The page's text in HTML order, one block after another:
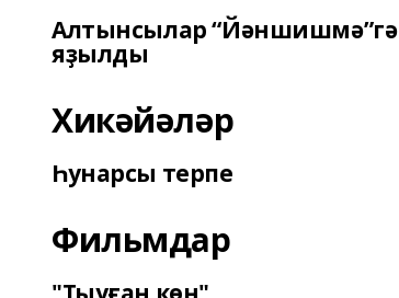
Алтынсылар “Йәншишмә”гә
яҙылды
Хикәйәләр
Һунарсы терпе
Фильмдар